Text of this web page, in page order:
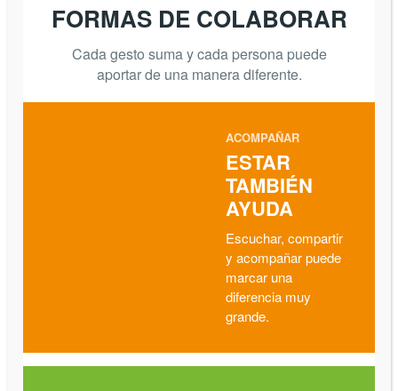
FORMAS DE COLABORAR
Cada gesto suma y cada persona puede
aportar de una manera diferente.
ACOMPAÑAR
ESTAR
TAMBIÉN
AYUDA
Escuchar, compartir
y acompañar puede
marcar una
diferencia muy
grande.